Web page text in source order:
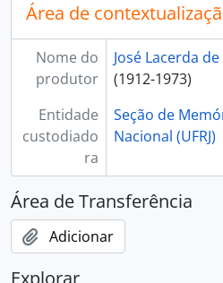
Área de
Nome do
produtor
José Lacerda
(1912-1973)
Entidade
custodiado
ra
Seção de
Nacional (UFRJ)
Área de Transferência
Adicionar